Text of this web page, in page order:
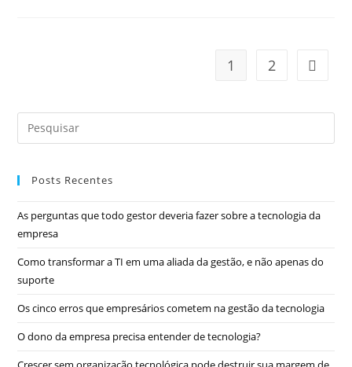
1 2
Posts Recentes
As perguntas que todo gestor deveria fazer sobre a tecnologia da
empresa
Como transformar a TI em uma aliada da gestão, e não apenas do
suporte
Os cinco erros que empresários cometem na gestão da tecnologia
O dono da empresa precisa entender de tecnologia?